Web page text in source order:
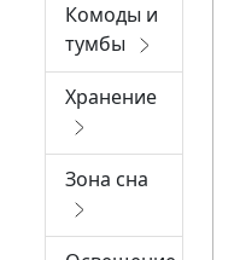
Комоды и
тумбы
Хранение
Зона сна